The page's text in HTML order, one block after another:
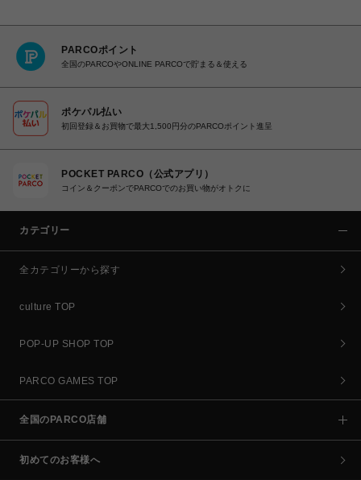
PARCOポイント
全国のPARCOやONLINE PARCOで貯まる＆使える
ポケパル払い
初回登録＆お買物で最大1,500円分のPARCOポイント進呈
POCKET PARCO（公式アプリ）
コイン＆クーポンでPARCOでのお買い物がオトクに
カテゴリー
全カテゴリーから探す
culture TOP
POP-UP SHOP TOP
PARCO GAMES TOP
全国のPARCO店舗
初めてのお客様へ